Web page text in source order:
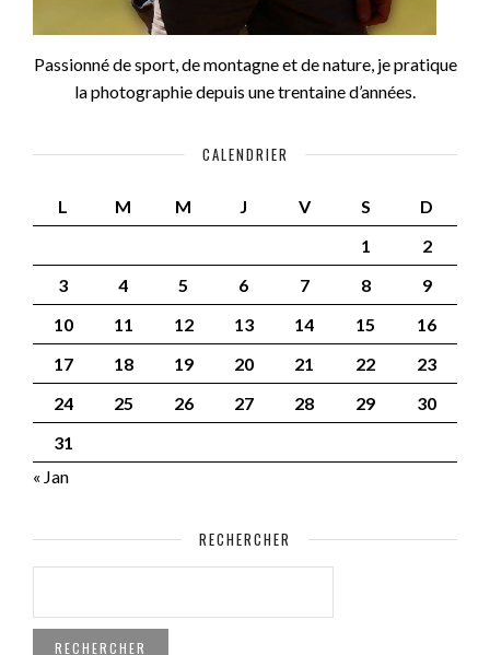
Passionné de sport, de montagne et de nature, je pratique
la photographie depuis une trentaine d’années.
CALENDRIER
L M M J V S
D
1
2
3
4 5 6 7 8
9
10
11 12 13 14 15
16
17
18 19 20 21 22
23
24
25 26 27 28 29
30
31
« Jan
RECHERCHER